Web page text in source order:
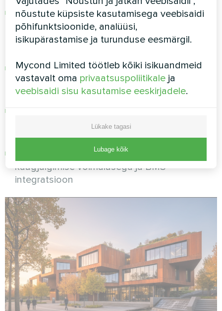
Töö kõrgetemperatuuriliste radiaatoritega:
mudel töötab väljuva vee temperatuuriga 55–
60 °C, mis võimaldab kasutada olemasolevaid
Usaldusväärsus: modulkonstruktsioon tagab
N+1 reservi — ühe mooduli rikke korral
süsteem jätkab tööd
osoonikihi kahandamise potentsiaal (ODP) on
null
Automatiseerimine:sisseehitatud juhtsüsteem
kaugjälgimise võimalusega ja BMS-
integratsioon
nõustute küpsiste kasutamisega veebisaidi
põhifunktsioonide, analüüsi,
isikupärastamise ja turunduse eesmärgil.
Mycond Limited töötleb kõiki isikuandmeid
vastavalt oma privaatsuspoliitikale ja
veebisaidi sisu kasutamise eeskirjadele.
Lükake tagasi
Lubage kõik